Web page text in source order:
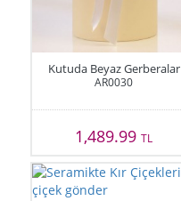
Kutuda Beyaz Gerberalar
AR0030
1,489.99TL